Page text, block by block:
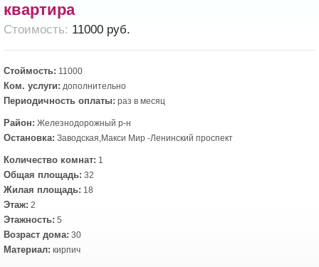
квартира
Cтоимость: 11000 руб.
Стоймость: 11000
Ком. услуги: дополнительно
Периодичность оплаты: раз в месяц
Район: Железнодорожный р-н
Остановка: Заводская,Макси Мир -Ленинский проспект
Количество комнат: 1
Общая площадь: 32
Жилая площадь: 18
Этаж: 2
Этажность: 5
Возраст дома: 30
Материал: кирпич